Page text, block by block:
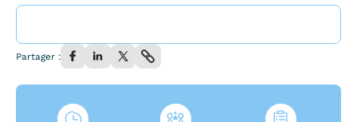
Partager :